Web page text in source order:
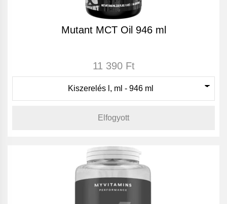
Mutant MCT Oil 946 ml
11 390 Ft
Elfogyott